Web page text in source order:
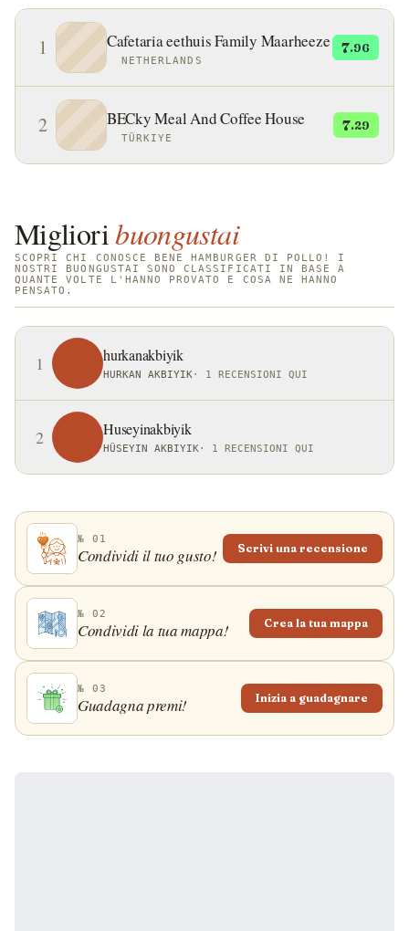
1 Cafetaria eethuis Family Maarheeze
NETHERLANDS
7.96
2 BECky Meal And Coffee House
TÜRKIYE
7.29
Miglioribuongustai
SCOPRI CHI CONOSCE BENE HAMBURGER DI POLLO! I
NOSTRI BUONGUSTAI SONO CLASSIFICATI IN BASE A
QUANTE VOLTE L'HANNO PROVATO E COSA NE HANNO
PENSATO.
1 hurkanakbiyik
HURKAN AKBIYIK · 1 RECENSIONI QUI
2 Huseyinakbiyik
HÜSEYIN AKBIYIK · 1 RECENSIONI QUI
№ 01
Condividi il tuo gusto! Scrivi una recensione
№ 02
Condividi la tua mappa! Crea la tua mappa
№ 03
Guadagna premi! Inizia a guadagnare